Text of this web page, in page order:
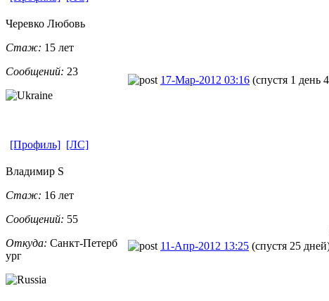
Черевко Любовь
Стаж: 15 лет
Сообщений: 23
17-Мар-2012 03:16 (спустя 1 день
[Профиль] [ЛС]
Владимир S
Стаж: 16 лет
Сообщений: 55
Откуда: Санкт-Петерб
ург
11-Апр-2012 13:25 (спустя 25